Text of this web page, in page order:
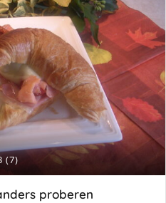
(7)
proberen